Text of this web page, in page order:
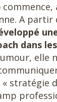
commence,
A partir
dans
stratégie